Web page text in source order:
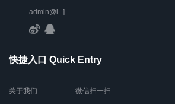
admin@l--]
快捷入口 Quick Entry
关于我们
微信扫一扫